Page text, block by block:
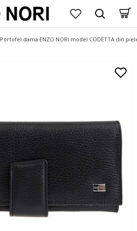
Portofel dama ENZO NORI model CODETTA din